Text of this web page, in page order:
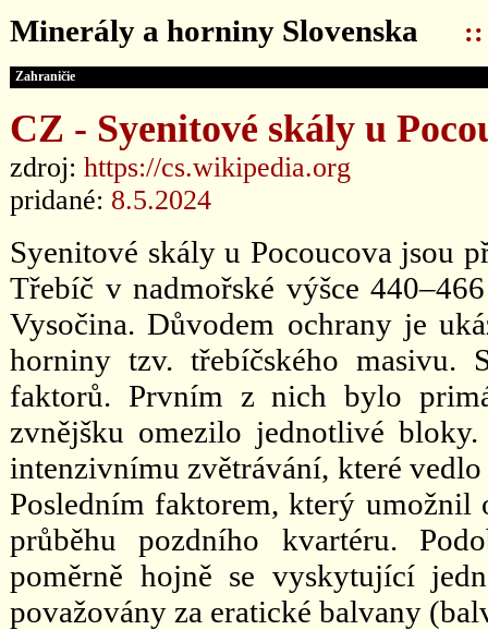
Minerály a horniny Slovenska ::
Zahraničie
CZ - Syenitové skály u
zdroj: https://cs.wikipedia.org
pridané: 8.5.2024
Syenitové skály u Pocoucova jsou
Třebíč v nadmořské výšce
Vysočina. Důvodem ochrany je
horniny tzv. třebíčského masivu.
faktorů. Prvním z nich bylo
zvnějšku omezilo jednotlivé
intenzivnímu zvětrávání, které
Posledním faktorem, který umožnil
průběhu pozdního kvartéru.
poměrně hojně se vyskytující
považovány za eratické balvany